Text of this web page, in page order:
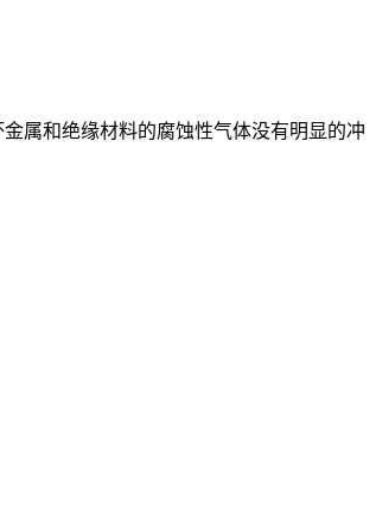
属和绝缘材料的腐蚀性气体没有明显的冲